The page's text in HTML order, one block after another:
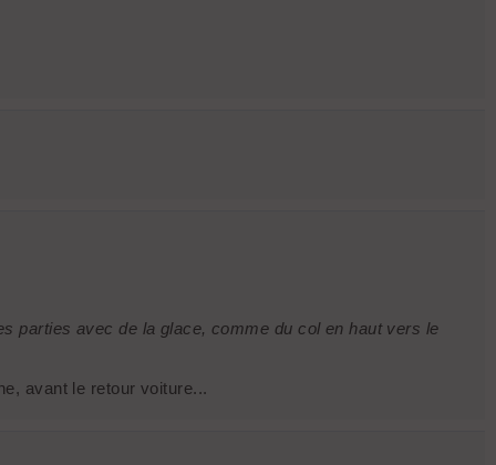
parties avec de la glace, comme du col en haut vers le
avant le retour voiture...